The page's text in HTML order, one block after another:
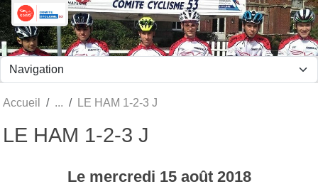
Accueil LE HAM 1-2-3 J
LE HAM 1-2-3 J
Le mercredi 15 août 2018
Panneau de gestion des cookies